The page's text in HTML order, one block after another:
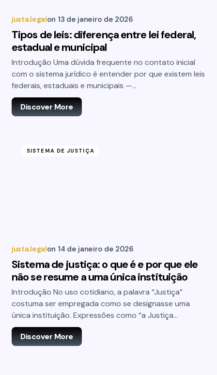
justa.legalon 13 de janeiro de 2026
Tipos de leis: diferença entre lei federal,
estadual e municipal
Introdução Uma dúvida frequente no contato inicial
com o sistema jurídico é entender por que existem leis
federais, estaduais e municipais —…
Discover More
SISTEMA DE JUSTIÇA
justa.legalon 14 de janeiro de 2026
Sistema de justiça: o que é e por que ele
não se resume a uma única instituição
Introdução No uso cotidiano, a palavra “Justiça”
costuma ser empregada como se designasse uma
única instituição. Expressões como “a Justiça…
Discover More